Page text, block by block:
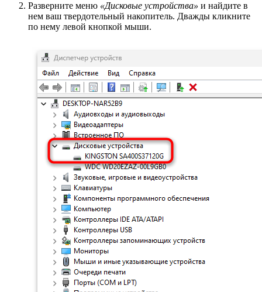
Разверните меню «Дисковые устройства» и найдите в
нем ваш твердотельный накопитель. Дважды кликните
по нему левой кнопкой мыши.